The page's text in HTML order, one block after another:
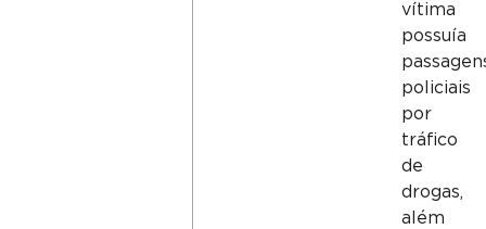
vítima
possuía
policiais
por
tráfico
de
drogas,
além